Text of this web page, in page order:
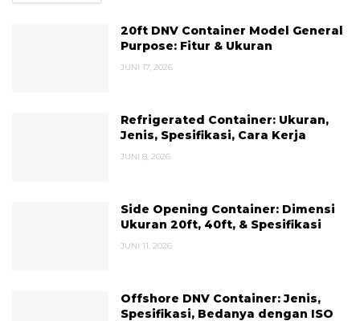
20ft DNV Container Model General
Purpose: Fitur & Ukuran
JUNI 17, 2026
Refrigerated Container: Ukuran,
Jenis, Spesifikasi, Cara Kerja
JUNI 8, 2026
Side Opening Container: Dimensi
Ukuran 20ft, 40ft, & Spesifikasi
JUNI 11, 2026
Offshore DNV Container: Jenis,
Spesifikasi, Bedanya dengan ISO